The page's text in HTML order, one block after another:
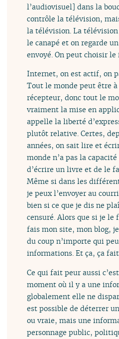
l’audiovisuel] dans la
contrôle la télévision,
la télévision. La télévision
le canapé et on regarde
envoyé. On peut choisir
Internet, on est actif, on
Tout le monde peut être
récepteur, donc tout le
vraiment la mise en
appelle la liberté
plutôt relative. Certes,
années, on sait lire et
monde n’a pas la
d’écrire un livre et de le
Même si dans les
je peux l’envoyer au
bien si ce que je dis ne
censuré. Alors que si je
fais mon site, mon blog,
du coup n’importe qui
informations. Et ça, ça
Ce qui fait peur aussi
moment où il y a une
globalement elle ne
est possible de déterrer
ou vraie, mais une
personnage public,